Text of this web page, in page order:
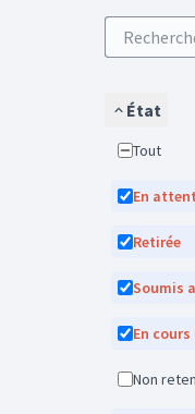
État
Tout
En
Retirée
Soumis
En
Non